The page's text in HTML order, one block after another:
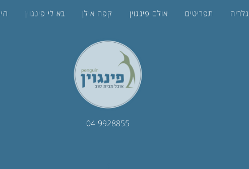
גלריה תפריטים אולם פינגוין קפה אילן בא לי פינגוין
04-9928855